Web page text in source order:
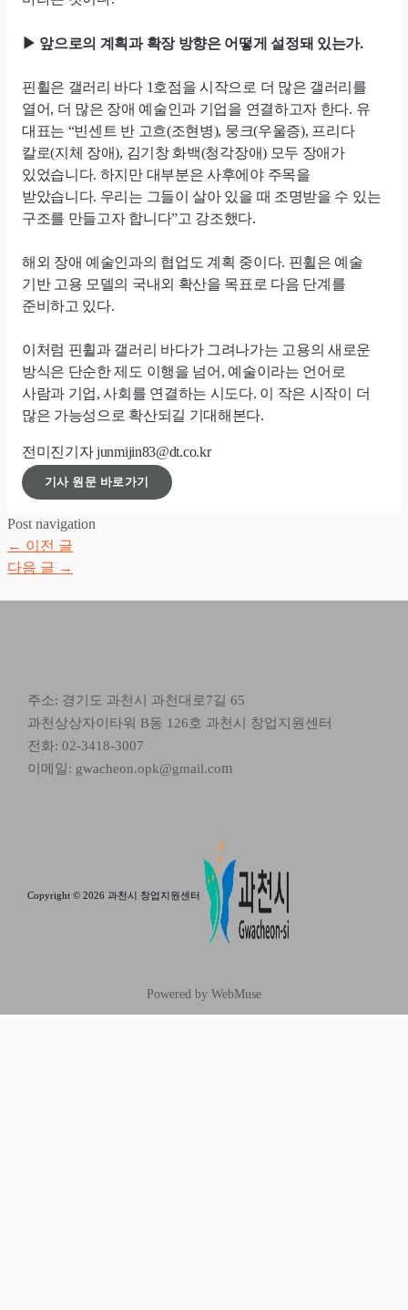
▶ 앞으로의 계획과 확장 방향은 어떻게 설정돼 있는가.
핀휠은 갤러리 바다 1호점을 시작으로 더 많은 갤러리를
열어, 더 많은 장애 예술인과 기업을 연결하고자 한다. 유
대표는 “빈센트 반 고흐(조현병), 뭉크(우울증), 프리다
칼로(지체 장애), 김기창 화백(청각장애) 모두 장애가
있었습니다. 하지만 대부분은 사후에야 주목을
받았습니다. 우리는 그들이 살아 있을 때 조명받을 수 있는
구조를 만들고자 합니다”고 강조했다.
해외 장애 예술인과의 협업도 계획 중이다. 핀휠은 예술
기반 고용 모델의 국내외 확산을 목표로 다음 단계를
준비하고 있다.
이처럼 핀휠과 갤러리 바다가 그려나가는 고용의 새로운
방식은 단순한 제도 이행을 넘어, 예술이라는 언어로
사람과 기업, 사회를 연결하는 시도다. 이 작은 시작이 더
많은 가능성으로 확산되길 기대해본다.
전미진기자junmijin83@dt.co.kr
기사 원문 바로가기
Post navigation
← 이전 글
다음 글 →
주소: 경기도 과천시 과천대로7길 65
과천상상자이타워 B동 126호 과천시 창업지원센터
전화: 02-3418-3007
이메일: gwacheon.opk@gmail.com
Copyright © 2026 과천시 창업지원센터
Powered by WebMuse